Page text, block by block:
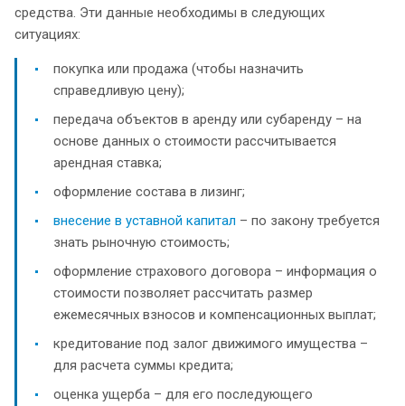
средства. Эти данные необходимы в следующих
ситуациях:
покупка или продажа (чтобы назначить
справедливую цену);
передача объектов в аренду или субаренду – на
основе данных о стоимости рассчитывается
арендная ставка;
оформление состава в лизинг;
внесение в уставной капитал – по закону требуется
знать рыночную стоимость;
оформление страхового договора – информация о
стоимости позволяет рассчитать размер
ежемесячных взносов и компенсационных выплат;
кредитование под залог движимого имущества –
для расчета суммы кредита;
оценка ущерба – для его последующего